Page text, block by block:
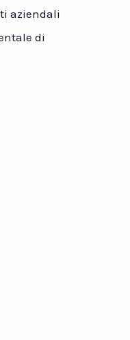
aziendali
di